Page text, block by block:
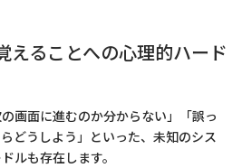
えることへの心理的ハード
画面に進むのか分からない」「誤っ
どうしよう」といった、未知のシス
ルも存在します。